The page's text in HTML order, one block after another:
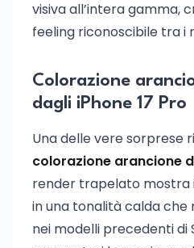
visiva all’intera gamma,
feeling riconoscibile tra i
Colorazione
dagli iPhone 17 Pro
Una delle vere sorprese
colorazione arancione
render trapelato
in una tonalità calda che
nei modelli precedenti di